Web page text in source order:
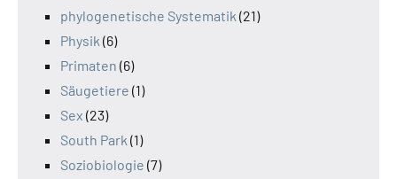
phylogenetische Systematik (21)
Physik (6)
Primaten (6)
Säugetiere (1)
Sex (23)
South Park (1)
Soziobiologie (7)